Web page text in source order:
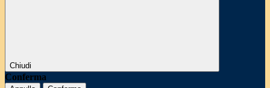
Chiudi
Conferma